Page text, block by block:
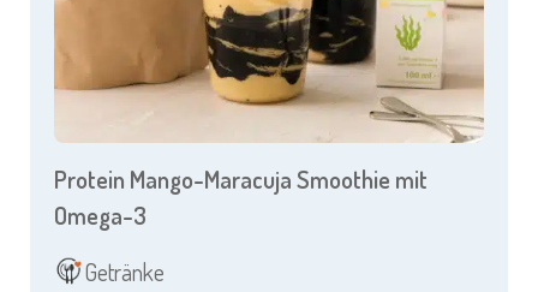
Protein Mango-Maracuja Smoothie mit
Omega-3
Getränke